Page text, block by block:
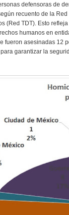
defensoras de
recuento de la
(Red TDT). Esto
humanos en
fueron asesinadas 12
garantizar la